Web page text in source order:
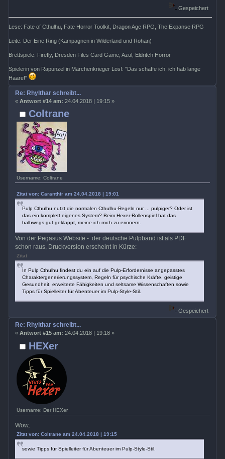
Gespeichert
Lese: Fate of Cthulhu, Fate Horror Toolkit, Dragon Age RPG, The Expanse RPG
Leite: Der Eine Ring (Kampagnen in Wilderland und Rohan)
Brettspiele: Firefly, Dresden Files Card Game, Azul, Eldritch Horror
Spielerin von Rapunzel in Märchenkrieger Los!: "Das schaffe ich, ich hab lange
Haare!"
Coltrane
Username: Coltrane
Re: Rhylthar schreibt...
« Antwort #14 am: 24.04.2018 | 19:15 »
Zitat von: Caranthir am 24.04.2018 | 19:01
Pulp Cthulhu nutzt die normalen Cthulhu-Regeln nur ... pulpiger? Oder ist
das ein komplett eigenes System? Beim Hexer-Rollenspiel hat das
halbwegs gut geklappt, meine ich mich zu erinnern.
Von der Pegasus Website - der deutsche Pulpband ist als PDF
schon raus, Druckversion erscheint in Kürze:
Zitat
In Pulp Cthulhu findest du ein auf die Pulp-Erfordernisse angepasstes
Charaktergenerierungssystem, Regeln für psychische Kräfte, geistige
Gesundheit, erweiterte Fähigkeiten und seltsame Wissenschaften sowie
Tipps für Spielleiter für Abenteuer im Pulp-Style-Stil.
Gespeichert
HEXer
Username: Der HEXer
Re: Rhylthar schreibt...
« Antwort #15 am: 24.04.2018 | 19:18 »
Wow,
Zitat von: Coltrane am 24.04.2018 | 19:15
sowie Tipps für Spielleiter für Abenteuer im Pulp-Style-Stil.